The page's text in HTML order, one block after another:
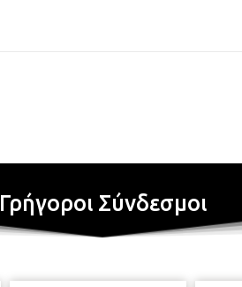
Γρήγοροι Σύνδεσμοι